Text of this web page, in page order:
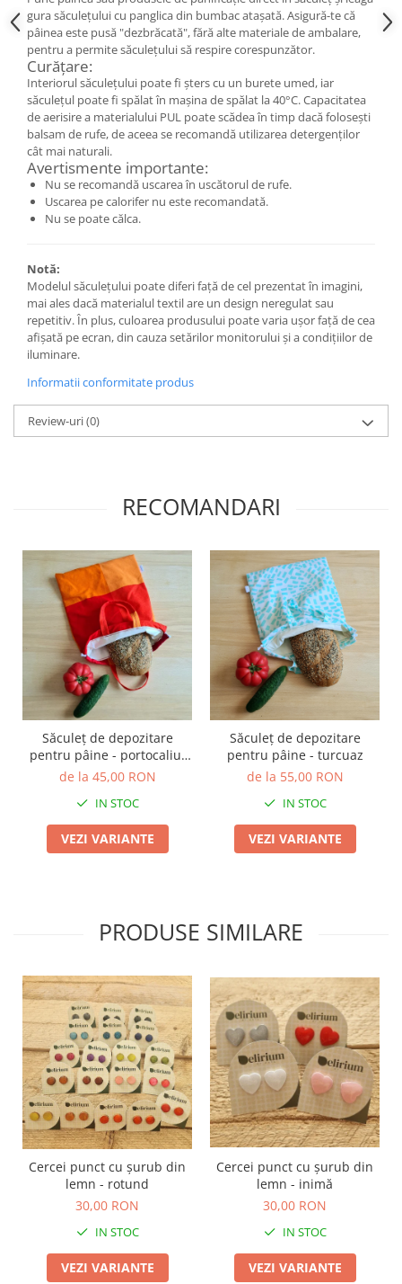
Ambalaj cu ceară de albine pentru
alimente
Șervețel ecologic pentru sandiș
Săculeț pentru ronțăieli
Dischete cosmetice
Capac textil pentru vase și farfurii
Prosop de bucătărie "NU-hârtie"
Suport pentru tacâmuri de
călătorie
Sac reutilizabil pentru fructe și
Card cadou
Accesorii tricotate
Decor Crăciun
TOATE Bijuteriile și Accesoriile
TOATE Produsele Zero Waste
TOATE Produsele Personalizate
gura săculețului cu panglica din bumbac atașată. Asigură-te că
pâinea este pusă "dezbrăcată", fără alte materiale de ambalare,
pentru a permite săculețului să respire corespunzător.
Curățare:
Interiorul săculețului poate fi șters cu un burete umed, iar
săculețul poate fi spălat în mașina de spălat la 40°C. Capacitatea
de aerisire a materialului PUL poate scădea în timp dacă folosești
balsam de rufe, de aceea se recomandă utilizarea detergenților
cât mai naturali.
Avertismente importante:
Nu se recomandă uscarea în uscătorul de rufe.
Uscarea pe calorifer nu este recomandată.
Nu se poate călca.
Notă:
Modelul săculețului poate diferi față de cel prezentat în imagini,
mai ales dacă materialul textil are un design neregulat sau
repetitiv. În plus, culoarea produsului poate varia ușor față de cea
afișată pe ecran, din cauza setărilor monitorului și a condițiilor de
iluminare.
Informatii conformitate produs
Review-uri(0)
RECOMANDARI
Săculeț de depozitare
pentru pâine - portocaliu,
roșu
de la 45,00 RON
IN STOC
VEZI VARIANTE
Săculeț de depozitare
pentru pâine - turcuaz
de la 55,00 RON
IN STOC
VEZI VARIANTE
PRODUSE SIMILARE
Cercei punct cu șurub din
lemn - rotund
30,00 RON
IN STOC
VEZI VARIANTE
Cercei punct cu șurub din
lemn - inimă
30,00 RON
IN STOC
VEZI VARIANTE